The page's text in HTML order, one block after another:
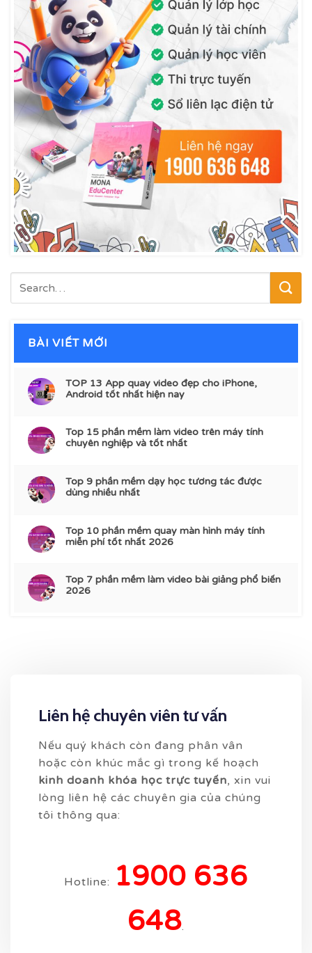
BÀI VIẾT MỚI
TOP 13 App quay video đẹp cho iPhone,
Android tốt nhất hiện nay
Top 15 phần mềm làm video trên máy tính
chuyên nghiệp và tốt nhất
Top 9 phần mềm dạy học tương tác được
dùng nhiều nhất
Top 10 phần mềm quay màn hình máy tính
miễn phí tốt nhất 2026
Top 7 phần mềm làm video bài giảng phổ biến
2026
Liên hệ chuyên viên tư vấn
Nếu quý khách còn đang phân vân
hoặc còn khúc mắc gì trong kế hoạch
kinh doanh khóa học trực tuyến, xin vui
lòng liên hệ các chuyên gia của chúng
tôi thông qua:
Hotline: 1900 636
648.